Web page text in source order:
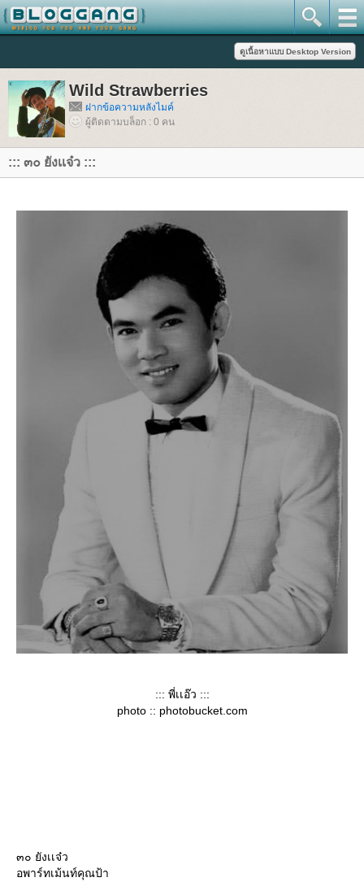
Wild Strawberries
ฝากข้อความหลังไมค์
ผู้ติดตามบล็อก : 0 คน
::: ๓๐ ยังเเจ๋ว :::
::: พี่เเอ๊ว :::
photo :: photobucket.com
๓๐ ยังเเจ๋ว
อพาร์ทเม้นท์คุณป้า